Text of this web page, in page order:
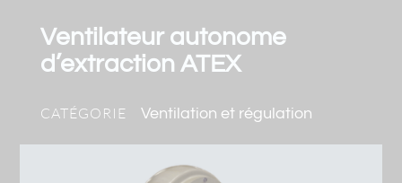
Ventilateur autonome
d’extraction ATEX
CATÉGORIE Ventilation et régulation